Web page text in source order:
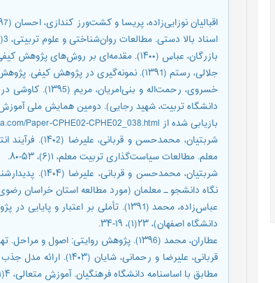
اسناد بالا دستی. مطالعات روان‌شناختی و علوم تربیتی، 3(36)، 107-121
بازرگان، عباس (۱۴۰۰). مقدمه‌ای بر روش‌های پژوهش کیفی و ترکیبی (چاپ چهارم). تهران: دیدآور.
جلالی، رستم (۱۳۹1). نمونه‌گیری در پژوهش کیفی. پژوهش کیفی در علوم بهداشتی، ۱(۴)، ۳۱۰-۳۲۰.
خسروی، رحمت‌اله
دانشگاه تربیت، شهید رجایی). دومین همایش ملی آموزش
بازیابی شده از https://www.civilica.com/Paper-CPHE02-CPHE02_038.html
شربتیان،
معلم. مطالعات سیاست‌گذاری تربیت معلم، ۱(۶)، ۵۳-۸۰.
شربتیان،
نگاه دانشجو ـ معلمان (مورد مطالعه استان خراسان رضوی).
عباس‌زاده، محمد (۱۳۹1). تأملی بر
دانشگاه اصفهان)، ۲۳(۱)، ۱۹-۳۴.
عطاران، محمد (۱۳۹6). پژوهش روایتی: اصول و مراحل. تهران: انتشارات دانشگاه فرهنگیان.
قربانی، علیرضا و
مطابق با اساسنامه دانشگاه فرهنگیان. آموزش متعالی، ۴(۱)، ۹۹-۱۱۶.